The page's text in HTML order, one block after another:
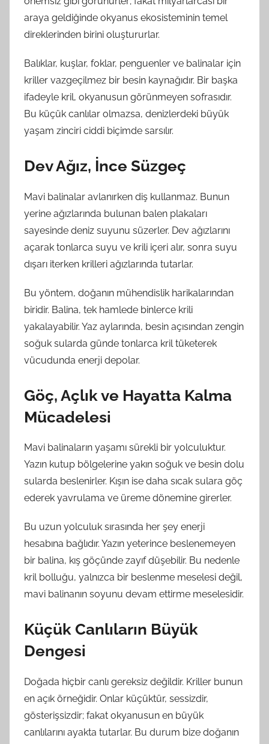
araya geldiğinde okyanus ekosisteminin temel
direklerinden birini oluştururlar.
Balıklar, kuşlar, foklar, penguenler ve balinalar için
kriller vazgeçilmez bir besin kaynağıdır. Bir başka
ifadeyle kril, okyanusun görünmeyen sofrasıdır.
Bu küçük canlılar olmazsa, denizlerdeki büyük
yaşam zinciri ciddi biçimde sarsılır.
Dev Ağız, İnce Süzgeç
Mavi balinalar avlanırken diş kullanmaz. Bunun
yerine ağızlarında bulunan balen plakaları
sayesinde deniz suyunu süzerler. Dev ağızlarını
açarak tonlarca suyu ve krili içeri alır, sonra suyu
dışarı iterken krilleri ağızlarında tutarlar.
Bu yöntem, doğanın mühendislik harikalarından
biridir. Balina, tek hamlede binlerce krili
yakalayabilir. Yaz aylarında, besin açısından zengin
soğuk sularda günde tonlarca kril tüketerek
vücudunda enerji depolar.
Göç, Açlık ve Hayatta Kalma
Mücadelesi
Mavi balinaların yaşamı sürekli bir yolculuktur.
Yazın kutup bölgelerine yakın soğuk ve besin dolu
sularda beslenirler. Kışın ise daha sıcak sulara göç
ederek yavrulama ve üreme dönemine girerler.
Bu uzun yolculuk sırasında her şey enerji
hesabına bağlıdır. Yazın yeterince beslenemeyen
bir balina, kış göçünde zayıf düşebilir. Bu nedenle
kril bolluğu, yalnızca bir beslenme meselesi değil,
mavi balinanın soyunu devam ettirme meselesidir.
Küçük Canlıların Büyük
Dengesi
Doğada hiçbir canlı gereksiz değildir. Kriller bunun
en açık örneğidir. Onlar küçüktür, sessizdir,
gösterişsizdir; fakat okyanusun en büyük
canlılarını ayakta tutarlar. Bu durum bize doğanın